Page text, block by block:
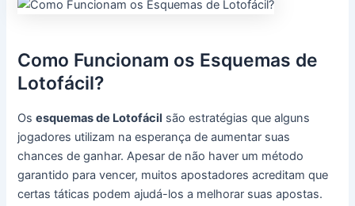
Como Funcionam os Esquemas de
Lotofácil?
Osesquemas de Lotofácil são estratégias que alguns
jogadores utilizam na esperança de aumentar suas
chances de ganhar. Apesar de não haver um método
garantido para vencer, muitos apostadores acreditam que
certas táticas podem ajudá-los a melhorar suas apostas.